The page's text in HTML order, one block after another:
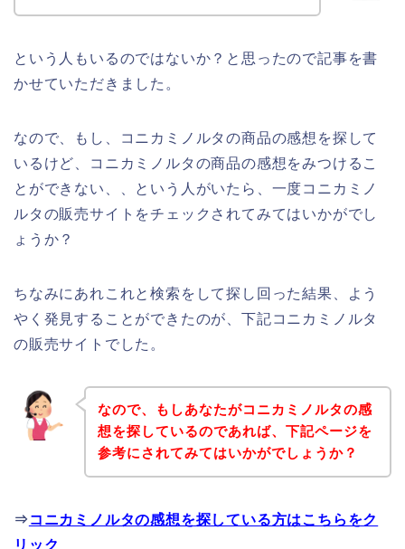
という人もいるのではないか？と思ったので記事を書
かせていただきました。
なので、もし、コニカミノルタの商品の感想を探して
いるけど、コニカミノルタの商品の感想をみつけるこ
とができない、、という人がいたら、一度コニカミノ
ルタの販売サイトをチェックされてみてはいかがでし
ょうか？
ちなみにあれこれと検索をして探し回った結果、よう
やく発見することができたのが、下記コニカミノルタ
の販売サイトでした。
なので、もしあなたがコニカミノルタの感
想を探しているのであれば、下記ページを
参考にされてみてはいかがでしょうか？
⇒ コニカミノルタの感想を探している方はこちらをク
リック